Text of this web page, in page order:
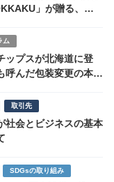
」が贈る、手
ム
ップスが北海道に登
んだ包装変更の本当
取引先
社会とビジネスの基本
SDGsの取り組み